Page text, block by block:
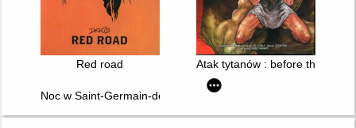
Red road Atak tytanów : before the fall. 1
Noc w Saint-Germain-des-Prés